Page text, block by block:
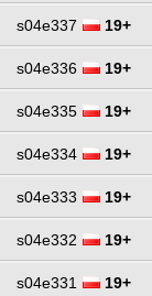
s04e337 19+
s04e336 19+
s04e335 19+
s04e334 19+
s04e333 19+
s04e332 19+
s04e331 19+